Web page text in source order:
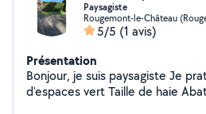
Paysagiste
Rougemont-le-Château
5/5 (1 avis)
Présentation
Bonjour, je suis paysagiste Je
d'espaces vert Taille de haie